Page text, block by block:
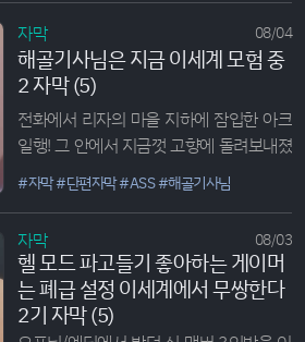
며...
자막 08/04
해골기사님은 지금 이세계 모험 중
2 자막 (5)
전화에서 리자의 마을 지하에 잠입한 아크
일행! 그 안에서 지금껏 고향에 돌려보내졌
다던 수많은 엘프족과 수인족들을 만나게
되며 또 하나의 악을 처단하게...
#자막#단편자막#ASS#해골기사님
자막 08/03
헬 모드 파고들기 좋아하는 게이머
는 폐급 설정 이세계에서 무쌍한다
2기 자막 (5)